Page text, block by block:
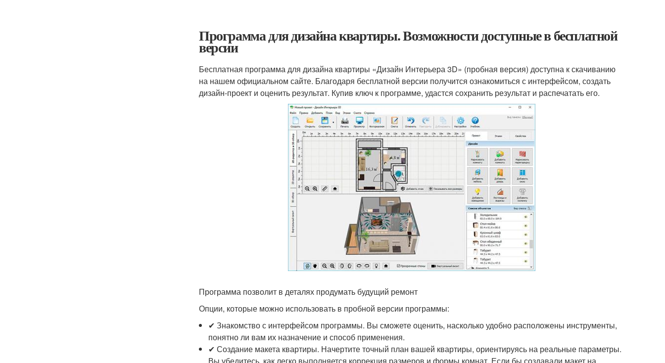
Программа для дизайна квартиры. Возможности доступные в бесплатной
версии
Бесплатная программа для дизайна квартиры «Дизайн Интерьера 3D» (пробная версия) доступна к скачиванию
на нашем официальном сайте. Благодаря бесплатной версии получится ознакомиться с интерфейсом, создать
дизайн-проект и оценить результат. Купив ключ к программе, удастся сохранить результат и распечатать его.
Программа позволит в деталях продумать будущий ремонт
Опции, которые можно использовать в пробной версии программы:
✔ Знакомство с интерфейсом программы. Вы сможете оценить, насколько удобно расположены инструменты,
понятно ли вам их назначение и способ применения.
✔ Создание макета квартиры. Начертите точный план вашей квартиры, ориентируясь на реальные параметры.